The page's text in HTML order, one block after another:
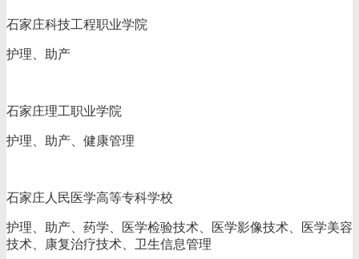
石家庄科技工程职业学院
护理、助产
石家庄理工职业学院
护理、助产、健康管理
石家庄人民医学高等专科学校
护理、助产、药学、医学检验技术、医学影像技术、医学美容
技术、康复治疗技术、卫生信息管理